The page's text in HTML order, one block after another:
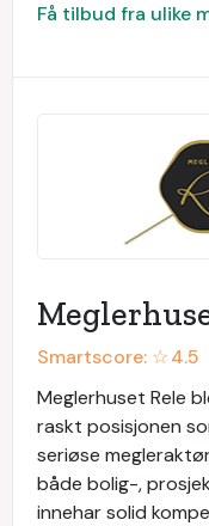
Få tilbud fra ulike
Smartscore: ☆4.5
Meglerhuset Rele
raskt posisjonen
seriøse
både bolig-,
innehar solid